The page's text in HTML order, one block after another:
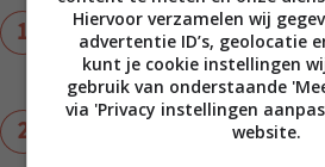
Kook de aardappels net gaar
in een bodempje gezouten
op de pan.
Kook de uienringen de laatste
Hiervoor verzamelen wij
advertentie ID’s, geolocatie
kunt je cookie instellingen
gebruik van onderstaande
via 'Privacy instellingen
website.